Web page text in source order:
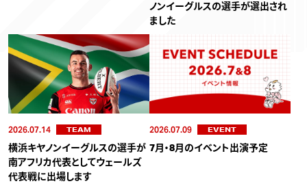
ノンイーグルスの選手が選出され
ました
2026.07.14 TEAM
横浜キヤノンイーグルスの選手が
南アフリカ代表としてウェールズ
代表戦に出場します
2026.07.09 EVENT
7月・8月のイベント出演予定